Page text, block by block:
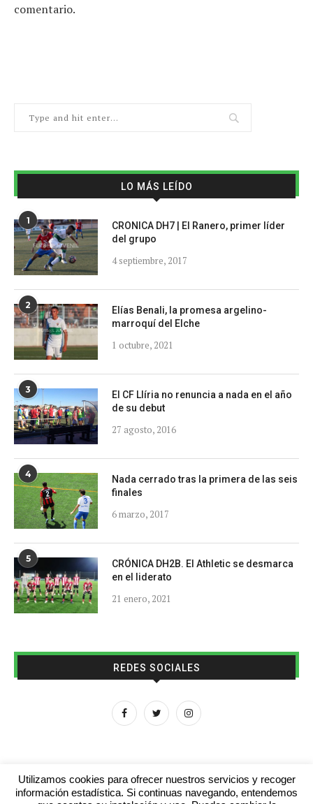
comentario.
LO MÁS LEÍDO
1
CRONICA DH7 | El Ranero, primer líder
del grupo
4 septiembre, 2017
2
Elías Benali, la promesa argelino-
marroquí del Elche
1 octubre, 2021
3
El CF Llíria no renuncia a nada en el año
de su debut
27 agosto, 2016
4
Nada cerrado tras la primera de las seis
finales
6 marzo, 2017
5
CRÓNICA DH2B. El Athletic se desmarca
en el liderato
21 enero, 2021
REDES SOCIALES
Utilizamos cookies para ofrecer nuestros servicios y recoger
información estadística. Si continuas navegando, entendemos